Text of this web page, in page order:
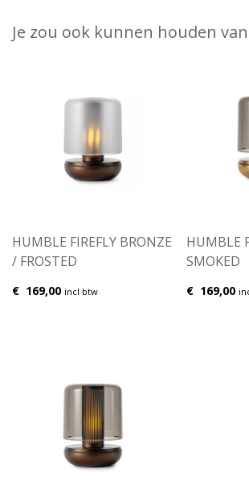
Je zou ook kunnen houden
HUMBLE FIREFLY BRONZE
/ FROSTED
€ 169,00 incl btw
HUMBLE
SMOKED
€ 169,00